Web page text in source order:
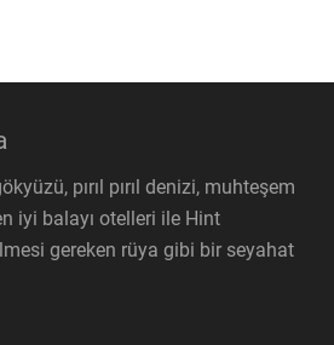
pırıl pırıl denizi, muhteşem
iyi balayı otelleri ile Hint
gereken rüya gibi bir seyahat